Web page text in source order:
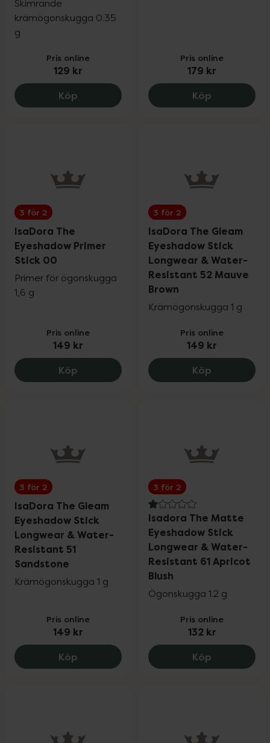
Skimrande
krämögonskugga 0.35
g
Pris online
129 kr
Köp Isadora The Shimmer Eyeshadow
Pris online
179 kr
Köp IDUN
3 för 2
IsaDora The
Eyeshadow Primer
Stick 00
Primer för ögonskugga
1,6 g
Pris online
149 kr
Köp IsaDora The Eyeshadow Primer Stick
3 för 2
IsaDora The Gleam
Eyeshadow Stick
Longwear & Water-
Resistant 52 Mauve
Brown
Krämögonskugga 1 g
Pris online
149 kr
Köp IsaDora
3 för 2
IsaDora The Gleam
Eyeshadow Stick
Longwear & Water-
Resistant 51
Sandstone
Krämögonskugga 1 g
Pris online
149 kr
Köp
3 för 2
1 av 5 i omdöme
Isadora The Matte
Eyeshadow Stick
Longwear & Water-
Resistant 61 Apricot
Blush
Ögonskugga 1.2 g
Pris online
132 kr
Köp Isadora